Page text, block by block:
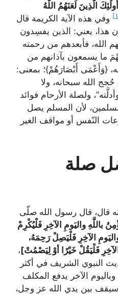
الَّذِينَ لَعَنَهُمُ اللَّهُ
وفي هذه الآية الكريمة قال
هذا، يعني: الذين يفسِدون
الله، فأبعدهم من رحمته
ما يسمعون بآذانهم من
{وَأَعْمَى أَبْصَارَهُمْ}؛ بمعنى:
حُجج الله سبحانه، ولا
ولصلة الأرحام فوائد
لأن المسلم يصل
النّفس أو مواقف الغير
صلة
قال، قال رسول الله صلّى
باللَّهِ واليَومِ الآخِرِ فَلْيُكْرِمْ
الآخِرِ فَلْيَصِلْ رَحِمَهُ،
فَلْيَقُلْ خَيْرًا أوْ لِيَصْمُتْ]،
النبوي الشريف في أكثر
الآخر يدفع المكلف
سيقف بين يدي الله عز وجل،